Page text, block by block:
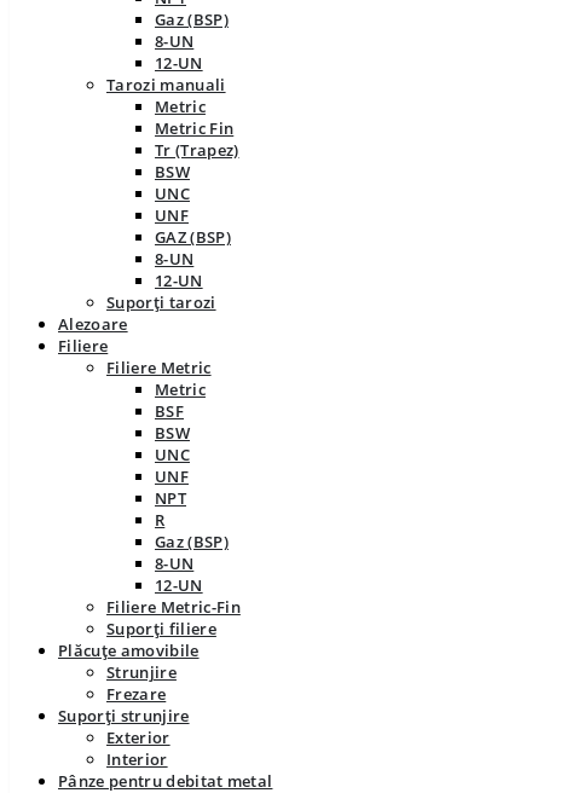
Gaz (BSP)
8-UN
12-UN
Tarozi manuali
Metric
Metric Fin
Tr (Trapez)
BSW
UNC
UNF
GAZ (BSP)
8-UN
12-UN
Suporți tarozi
Alezoare
Filiere
Filiere Metric
Metric
BSF
BSW
UNC
UNF
NPT
R
Gaz (BSP)
8-UN
12-UN
Filiere Metric-Fin
Suporți filiere
Plăcuțe amovibile
Strunjire
Frezare
Suporți strunjire
Exterior
Interior
Pânze pentru debitat metal